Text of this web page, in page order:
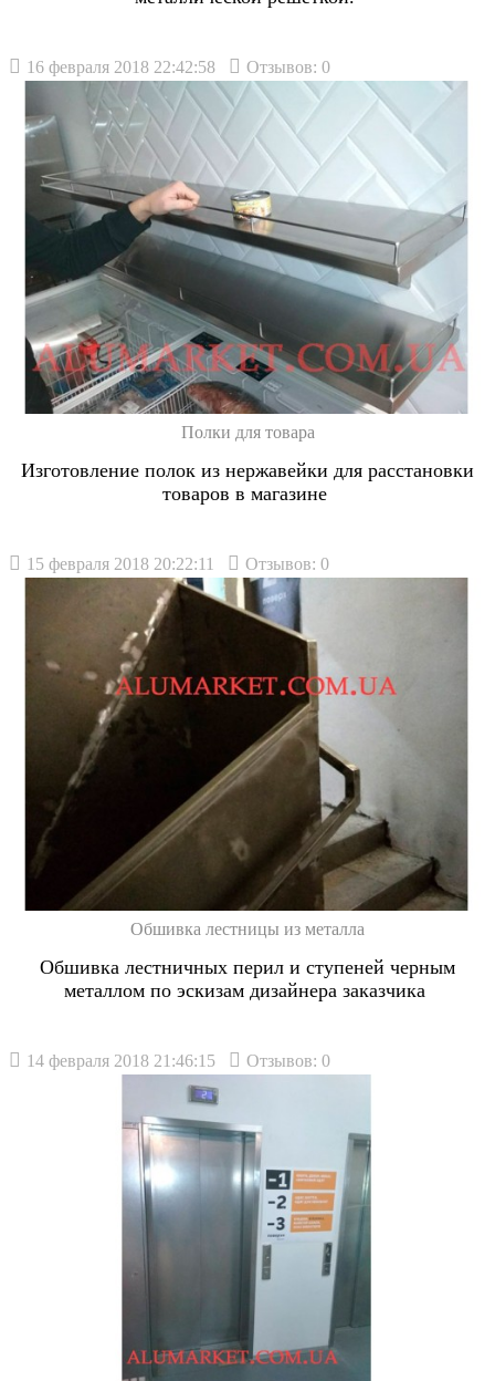
16 февраля 2018 22:42:58 Отзывов: 0
Полки для товара
Изготовление полок из нержавейки для расстановки
товаров в магазине
15 февраля 2018 20:22:11 Отзывов: 0
Обшивка лестницы из металла
Обшивка лестничных перил и ступеней черным
металлом по эскизам дизайнера заказчика
14 февраля 2018 21:46:15 Отзывов: 0